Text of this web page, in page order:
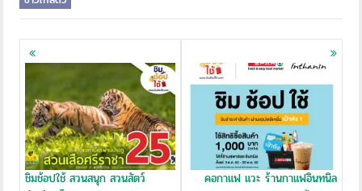
Posts
navigation
ชิมช้อปใช้ สวนสนุก สวนสัตว์
คอกาแฟ แวะ ร้านกาแฟอินทนิล